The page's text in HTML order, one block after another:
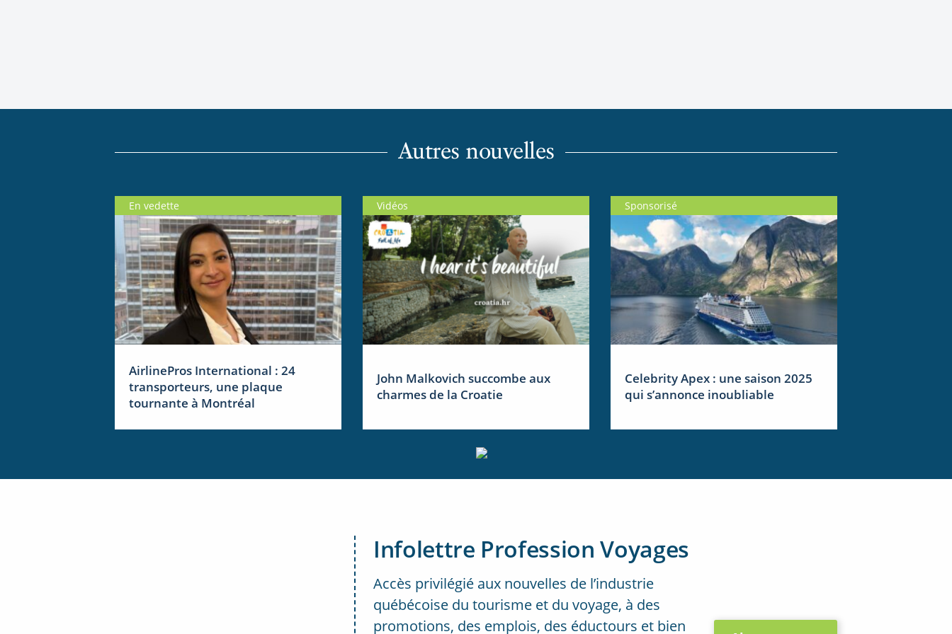
Autres nouvelles
En vedette
AirlinePros International : 24
transporteurs, une plaque
tournante à Montréal
Vidéos
John Malkovich succombe aux
charmes de la Croatie
Sponsorisé
Celebrity Apex : une saison 2025
qui s’annonce inoubliable
Infolettre Profession Voyages
Accès privilégié aux nouvelles de l’industrie
québécoise du tourisme et du voyage, à des
promotions, des emplois, des éductours et bien